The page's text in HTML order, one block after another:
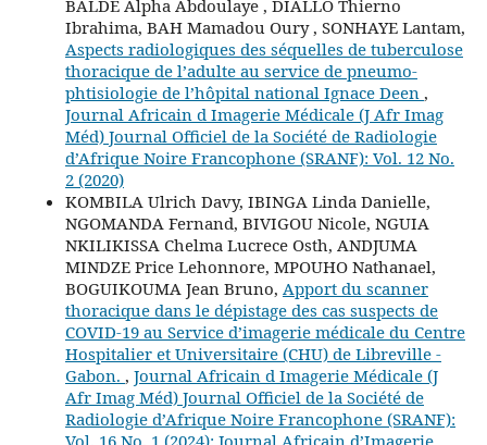
BALDE Alpha Abdoulaye , DIALLO Thierno
Ibrahima, BAH Mamadou Oury , SONHAYE Lantam,
Aspects radiologiques des séquelles de tuberculose
thoracique de l’adulte au service de pneumo-
phtisiologie de l’hôpital national Ignace Deen ,
Journal Africain d Imagerie Médicale (J Afr Imag
Méd) Journal Officiel de la Société de Radiologie
d’Afrique Noire Francophone (SRANF): Vol. 12 No.
2 (2020)
KOMBILA Ulrich Davy, IBINGA Linda Danielle,
NGOMANDA Fernand, BIVIGOU Nicole, NGUIA
NKILIKISSA Chelma Lucrece Osth, ANDJUMA
MINDZE Price Lehonnore, MPOUHO Nathanael,
BOGUIKOUMA Jean Bruno, Apport du scanner
thoracique dans le dépistage des cas suspects de
COVID-19 au Service d’imagerie médicale du Centre
Hospitalier et Universitaire (CHU) de Libreville -
Gabon. , Journal Africain d Imagerie Médicale (J
Afr Imag Méd) Journal Officiel de la Société de
Radiologie d’Afrique Noire Francophone (SRANF):
Vol. 16 No. 1 (2024): Journal Africain d’Imagerie